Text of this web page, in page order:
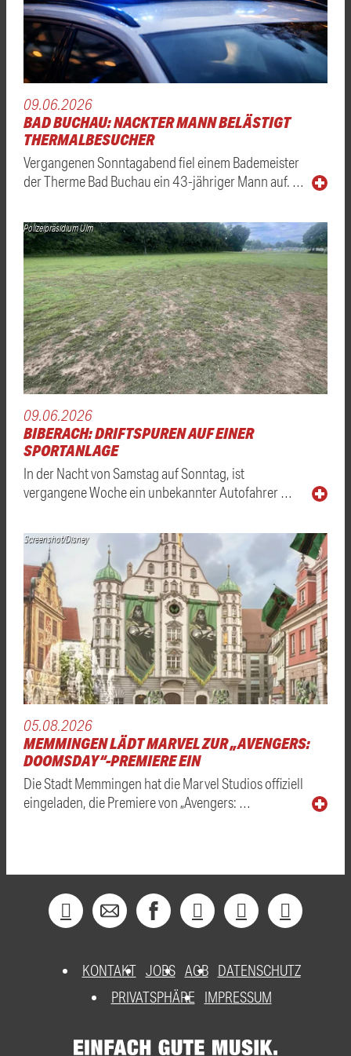
09.06.2026
BAD BUCHAU: NACKTER MANN BELÄSTIGT
THERMALBESUCHER
Vergangenen Sonntagabend fiel einem Bademeister
der Therme Bad Buchau ein 43-jähriger Mann auf. …
Polizeipräsidium Ulm
09.06.2026
BIBERACH: DRIFTSPUREN AUF EINER
SPORTANLAGE
In der Nacht von Samstag auf Sonntag, ist
vergangene Woche ein unbekannter Autofahrer …
Screenshot/Disney
05.08.2026
MEMMINGEN LÄDT MARVEL ZUR „AVENGERS:
DOOMSDAY“-PREMIERE EIN
Die Stadt Memmingen hat die Marvel Studios offiziell
eingeladen, die Premiere von „Avengers: …
KONTAKT JOBS AGB DATENSCHUTZ
PRIVATSPHÄRE
IMPRESSUM